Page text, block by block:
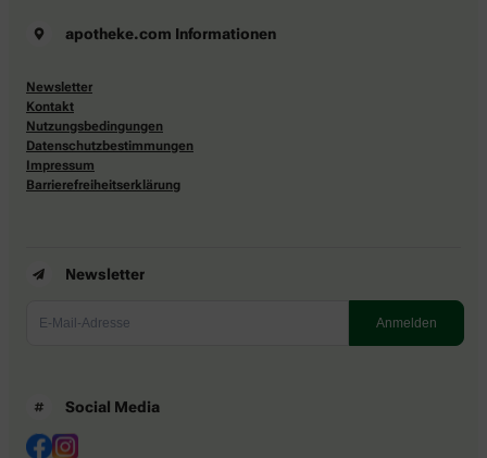
apotheke.com Informationen
Newsletter
Kontakt
Nutzungsbedingungen
Datenschutzbestimmungen
Impressum
Barrierefreiheitserklärung
Newsletter
Social Media